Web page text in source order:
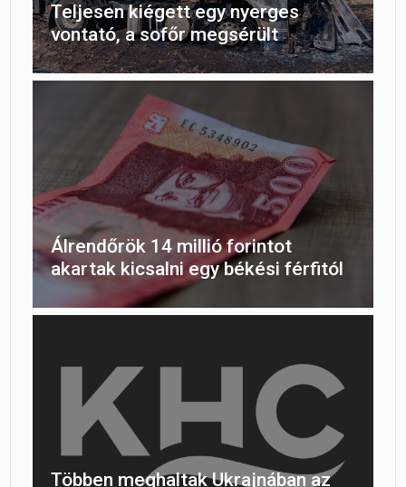
Teljesen kiégett egy nyerges
vontató, a sofőr megsérült
Álrendőrök 14 millió forintot
akartak kicsalni egy békési férfitól
Többen meghaltak Ukrajnában az